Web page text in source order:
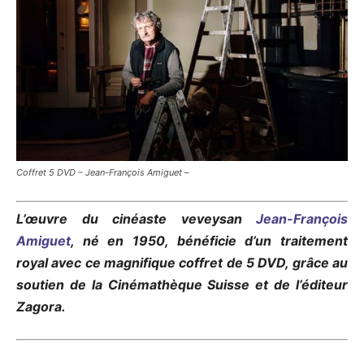
Coffret 5 DVD – Jean-François Amiguet –
L’œuvre du cinéaste veveysan Jean-François
Amiguet, né en 1950, bénéficie d’un traitement
royal avec ce magnifique coffret de 5 DVD, grâce au
soutien de la Cinémathèque Suisse et de l’éditeur
Zagora.